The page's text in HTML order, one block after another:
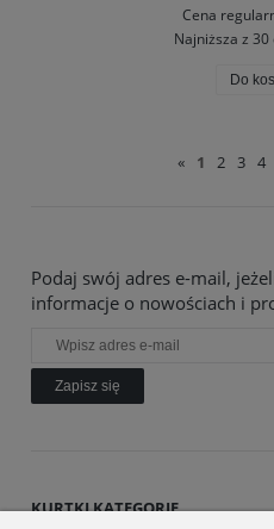
Cena
Najniższa z 30
Do
« 1 2 3 4
Podaj swój adres e-mail,
informacje o nowościach i
Zapisz się
KURTKI KATEGORIE